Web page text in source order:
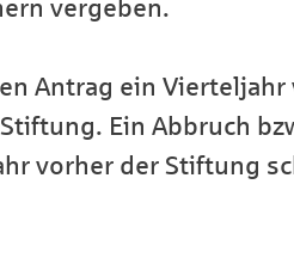
vergeben.
Antrag ein Vierteljahr
Ein Abbruch
vorher der Stiftung